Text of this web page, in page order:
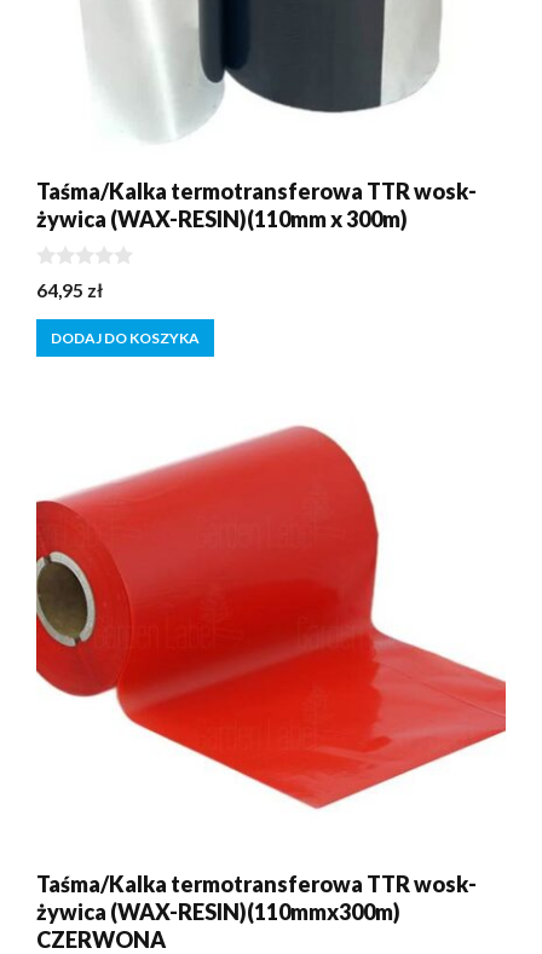
Taśma/Kalka termotransferowa TTR wosk-
żywica (WAX-RESIN)(110mm x 300m)
0
z
5
64,95 zł
DODAJ DO KOSZYKA
Taśma/Kalka termotransferowa TTR wosk-
żywica (WAX-RESIN)(110mmx300m)
CZERWONA